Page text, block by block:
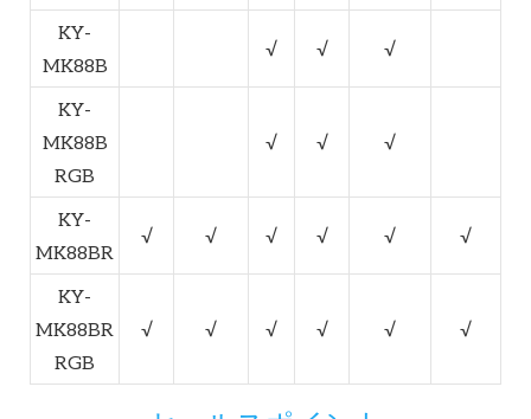
KY-
MK88B
√ √ √
KY-
MK88B
RGB
√ √ √
KY-
MK88BR
√ √ √ √ √ √
KY-
MK88BR
RGB
√ √ √ √ √ √